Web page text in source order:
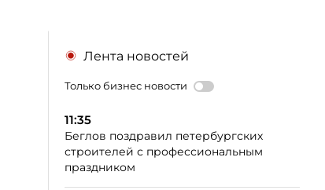
Лента новостей
Только бизнес новости
11:35
Беглов поздравил петербургских
строителей с профессиональным
праздником